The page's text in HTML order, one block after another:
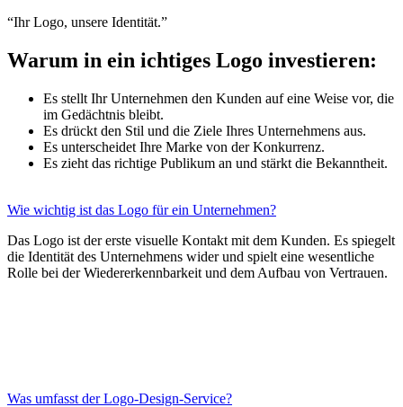
“Ihr Logo, unsere Identität.”
Warum in ein ichtiges Logo investieren:
Es stellt Ihr Unternehmen den Kunden auf eine Weise vor, die
im Gedächtnis bleibt.
Es drückt den Stil und die Ziele Ihres Unternehmens aus.
Es unterscheidet Ihre Marke von der Konkurrenz.
Es zieht das richtige Publikum an und stärkt die Bekanntheit.
Wie wichtig ist das Logo für ein Unternehmen?
Das Logo ist der erste visuelle Kontakt mit dem Kunden. Es spiegelt
die Identität des Unternehmens wider und spielt eine wesentliche
Rolle bei der Wiedererkennbarkeit und dem Aufbau von Vertrauen.
Was umfasst der Logo-Design-Service?